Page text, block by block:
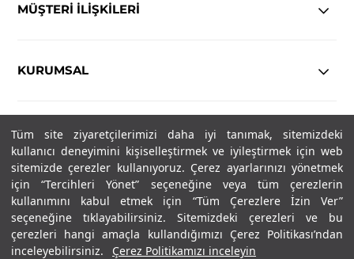
Tüm site ziyaretçilerimizi daha iyi tanımak, sitemizdeki
kullanıcı deneyimini kişiselleştirmek ve iyileştirmek için web
sitemizde çerezler kullanıyoruz. Çerez ayarlarınızı yönetmek
için “Tercihleri Yönet” seçeneğine veya tüm çerezlerin
kullanımını kabul etmek için “Tüm Çerezlere İzin Ver”
seçeneğine tıklayabilirsiniz. Sitemizdeki çerezleri ve bu
çerezleri hangi amaçla kullandığımızı Çerez Politikası’ndan
inceleyebilirsiniz.
Çerez Politikamızı inceleyin
MÜŞTERİ İLİŞKİLERİ
KURUMSAL
YASAL
Copyright© 2025 IN-FORMAL Tüm hakları saklıdır.
SOSYAL MEDYA